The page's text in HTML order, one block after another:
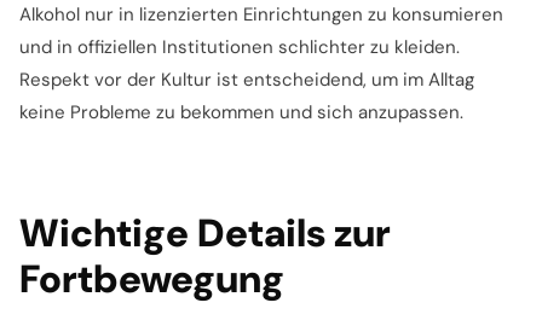
Alkohol nur in lizenzierten Einrichtungen zu konsumieren
und in offiziellen Institutionen schlichter zu kleiden.
Respekt vor der Kultur ist entscheidend, um im Alltag
keine Probleme zu bekommen und sich anzupassen.
Wichtige Details zur
Fortbewegung